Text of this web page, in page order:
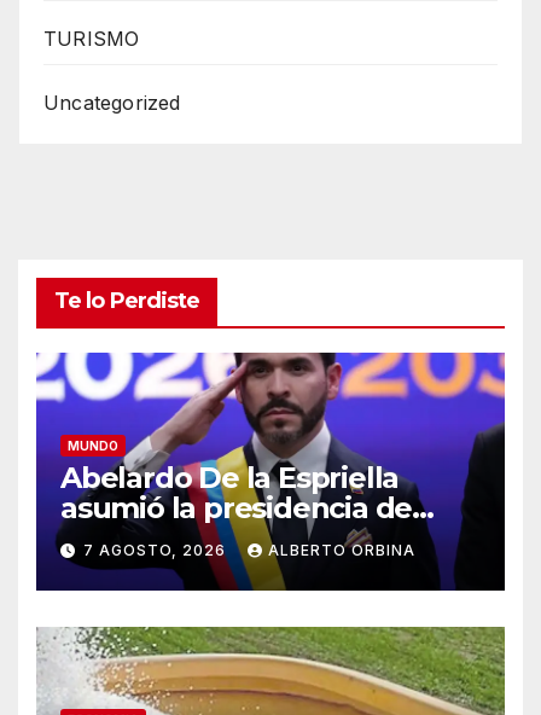
TURISMO
Uncategorized
Te lo Perdiste
MUNDO
Abelardo De la Espriella
asumió la presidencia de
Colombia y prometió
“derrotar sin tregua al
narcoterrorismo”
7 AGOSTO, 2026 ALBERTO ORBINA